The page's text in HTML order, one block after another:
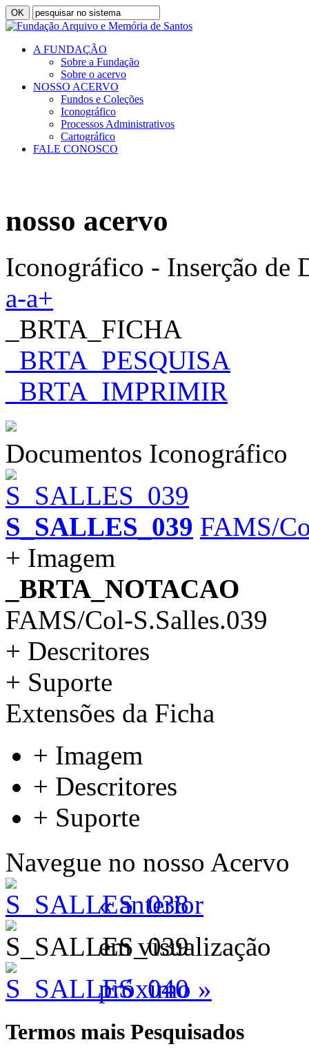
A FUNDAÇÃO
Sobre a Fundação
Sobre o acervo
NOSSO ACERVO
Fundos e Coleções
Iconográfico
Processos Administrativos
Cartográfico
FALE CONOSCO
nosso acervo
Iconográfico - Inserção de
a-a+
_BRTA_FICHA
_BRTA_PESQUISA
_BRTA_IMPRIMIR
Documentos Iconográfico
S_SALLES_039 FAMS/
+ Imagem
_BRTA_NOTACAO
FAMS/Col-S.Salles.039
+ Descritores
+ Suporte
Extensões da Ficha
+ Imagem
+ Descritores
+ Suporte
Navegue no nosso Acervo
« anterior
em visualização
próximo »
Termos mais Pesquisados